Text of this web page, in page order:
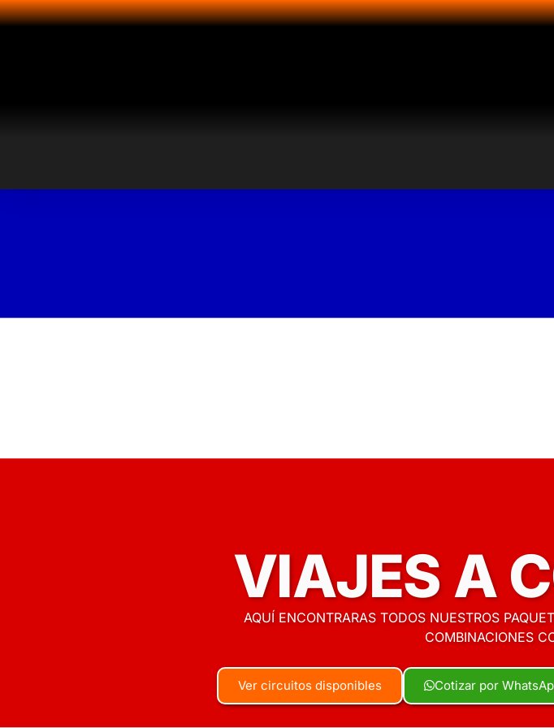
VIAJES A
AQUÍ ENCONTRARAS TODOS NUESTROS
COMBINACIONES
Ver circuitos disponibles Cotizar por